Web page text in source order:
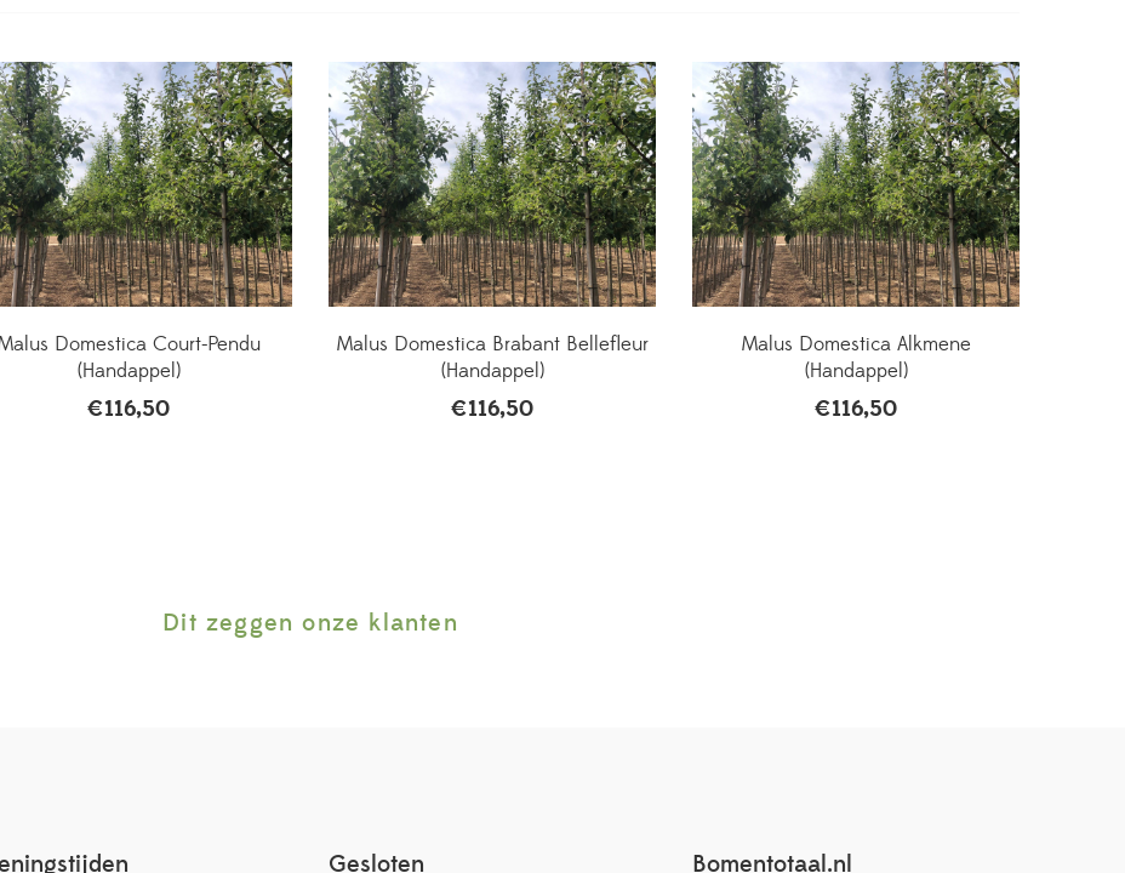
Domestica Court-Pendu
(Handappel)
€116,50
Malus Domestica Brabant Bellefleur
(Handappel)
€116,50
Malus Domestica Alkmene
(Handappel)
€116,50
Dit zeggen onze klanten
Gesloten Bomentotaal.nl